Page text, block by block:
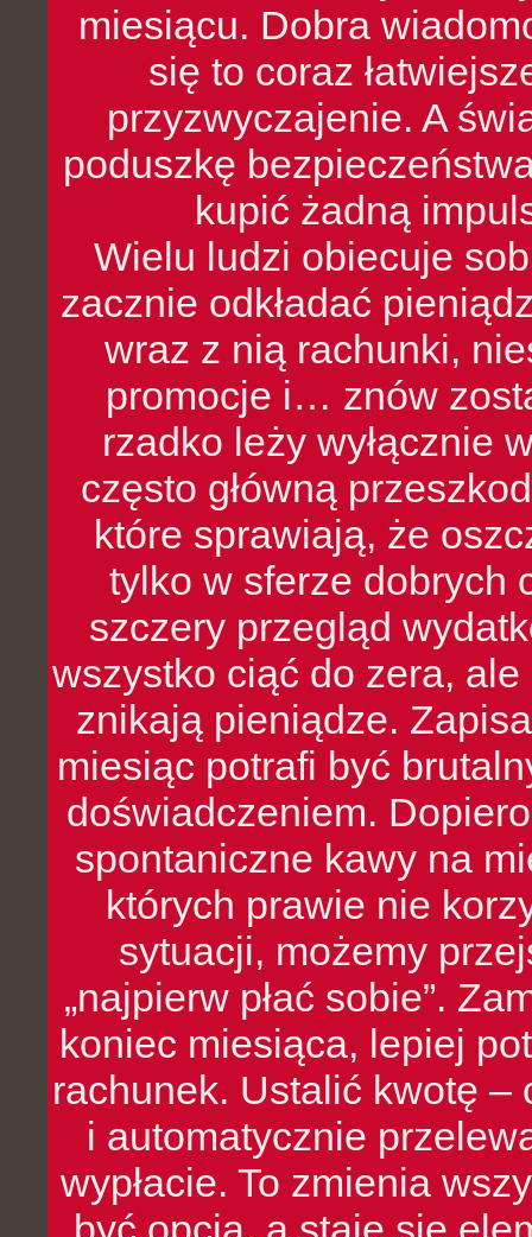
miesiącu. Dobra
się to coraz
przyzwyczajenie. A
poduszkę
kupić żadną
Wielu ludzi obiecuje
zacznie odkładać
wraz z nią rachunki,
promocje i… znów
rzadko leży wyłącznie
często główną
które sprawiają, że
tylko w sferze dobrych
szczery przegląd
wszystko ciąć do zera,
znikają pieniądze.
miesiąc potrafi być
doświadczeniem.
spontaniczne kawy na
których prawie nie
sytuacji, możemy
„najpierw płać sobie”.
koniec miesiąca, lepiej
rachunek. Ustalić kwotę
i automatycznie
wypłacie. To zmienia